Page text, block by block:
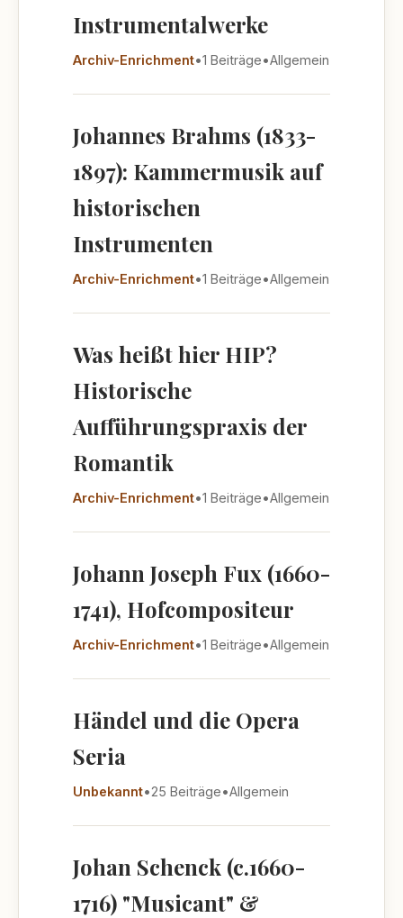
Instrumentalwerke
Archiv-Enrichment•1 Beiträge•Allgemein
Johannes Brahms (1833-
1897): Kammermusik auf
historischen
Instrumenten
Archiv-Enrichment•1 Beiträge•Allgemein
Was heißt hier HIP?
Historische
Aufführungspraxis der
Romantik
Archiv-Enrichment•1 Beiträge•Allgemein
Johann Joseph Fux (1660-
1741), Hofcompositeur
Archiv-Enrichment•1 Beiträge•Allgemein
Händel und die Opera
Seria
Unbekannt•25 Beiträge•Allgemein
Johan Schenck (c.1660-
1716) "Musicant" &